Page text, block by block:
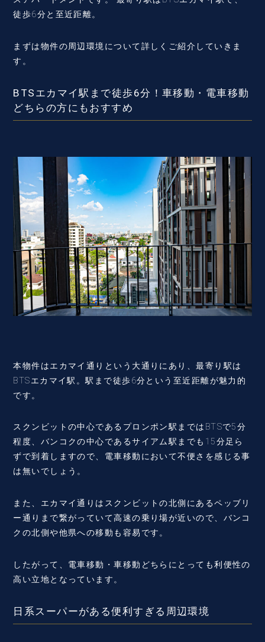
徒歩6分と至近距離。
まずは物件の周辺環境について詳しくご紹介していきま
す。
BTSエカマイ駅まで徒歩6分！車移動・電車移動
どちらの方にもおすすめ
本物件はエカマイ通りという大通りにあり、最寄り駅は
BTSエカマイ駅。駅まで徒歩6分という至近距離が魅力的
です。
スクンビットの中心であるプロンポン駅まではBTSで5分
程度、バンコクの中心であるサイアム駅までも15分足ら
ずで到着しますので、電車移動において不便さを感じる事
は無いでしょう。
また、エカマイ通りはスクンビットの北側にあるペッブリ
ー通りまで繋がっていて高速の乗り場が近いので、バンコ
クの北側や他県への移動も容易です。
したがって、電車移動・車移動どちらにとっても利便性の
高い立地となっています。
日系スーパーがある便利すぎる周辺環境